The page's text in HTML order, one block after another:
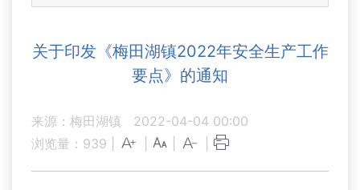
关于印发《梅田湖镇2022年安全生产工作
要点》的通知
来源：梅田湖镇
2022-04-04 00:00
浏览量： 939